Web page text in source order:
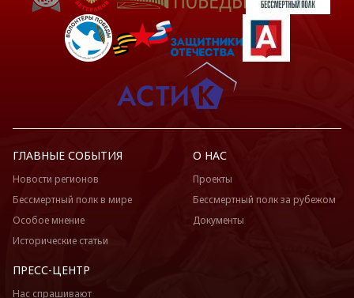
ГЛАВНЫЕ СОБЫТИЯ
Новости регионов
Бессмертный полк в мире
Особое мнение
Исторические статьи
О НАС
Проекты
Бессмертный полк за рубежом
Документы
ПРЕСС-ЦЕНТР
Нас спрашивают